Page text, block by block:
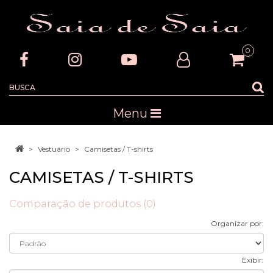
0
Menu
Vestuário Camisetas / T-shirts
CAMISETAS / T-SHIRTS
Comparação de produtos (0)
Organizar por:
Exibir: